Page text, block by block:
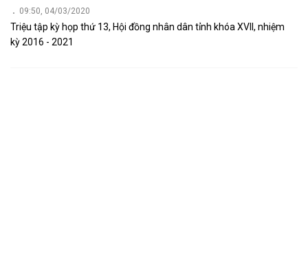
09:50, 04/03/2020
Triệu tập kỳ họp thứ 13, Hội đồng nhân dân tỉnh khóa XVII, nhiệm
kỳ 2016 - 2021